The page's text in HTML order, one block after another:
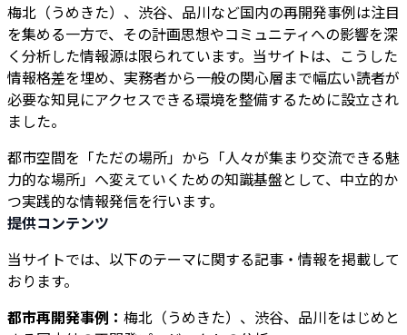
梅北（うめきた）、渋谷、品川など国内の再開発事例は注目
を集める一方で、その計画思想やコミュニティへの影響を深
く分析した情報源は限られています。当サイトは、こうした
情報格差を埋め、実務者から一般の関心層まで幅広い読者が
必要な知見にアクセスできる環境を整備するために設立され
ました。
都市空間を「ただの場所」から「人々が集まり交流できる魅
力的な場所」へ変えていくための知識基盤として、中立的か
つ実践的な情報発信を行います。
提供コンテンツ
当サイトでは、以下のテーマに関する記事・情報を掲載して
おります。
都市再開発事例： 梅北（うめきた）、渋谷、品川をはじめと